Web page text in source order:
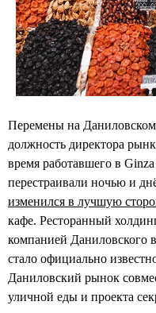
Перемены на Даниловском
должность директора
время работавшего в
перестраивали ночью и
изменился в лучшую
кафе. Ресторанный
компанией Даниловского
стало официально
Даниловский рынок
уличной еды и проекта